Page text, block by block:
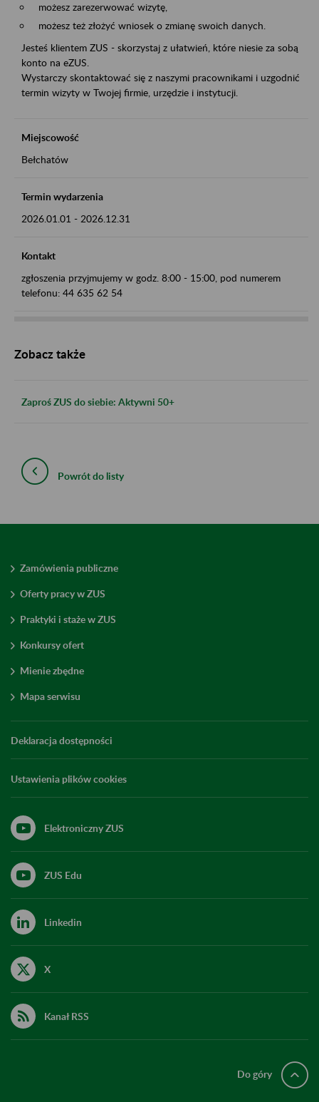
możesz zarezerwować wizytę,
możesz też złożyć wniosek o zmianę swoich danych.
Jesteś klientem ZUS - skorzystaj z ułatwień, które niesie za sobą
konto na eZUS.
Wystarczy skontaktować się z naszymi pracownikami i uzgodnić
termin wizyty w Twojej firmie, urzędzie i instytucji.
Miejscowość
Bełchatów
Termin wydarzenia
2026.01.01 - 2026.12.31
Kontakt
zgłoszenia przyjmujemy w godz. 8:00 - 15:00, pod numerem
telefonu: 44 635 62 54
Zobacz także
Zaproś ZUS do siebie: Aktywni 50+
Powrót do listy
Zamówienia publiczne
Oferty pracy w ZUS
Praktyki i staże w ZUS
Konkursy ofert
Mienie zbędne
Mapa serwisu
Deklaracja dostępności
Ustawienia plików cookies
Elektroniczny ZUS
ZUS Edu
Linkedin
X
Kanał RSS
Do góry